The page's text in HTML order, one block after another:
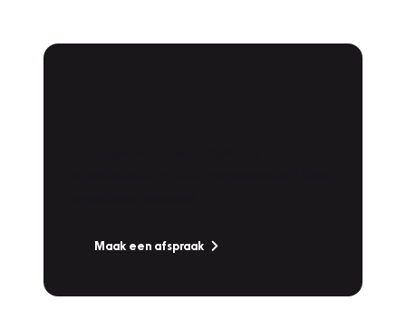
Maak een afspraak